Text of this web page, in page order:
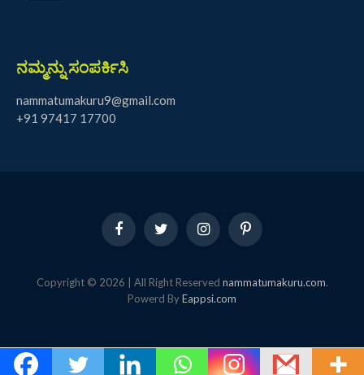
ನಮ್ಮನ್ನು ಸಂಪರ್ಕಿಸಿ
nammatumakuru9@gmail.com
+91 97417 17700
FacebookTwitter InstagramPinterest
Copyright © 2026 | All Right Reserved nammatumakuru.com.
Powerd ByEappsi.com